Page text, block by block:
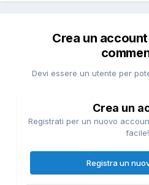
Crea un
Devi essere un utente per
Crea un
Registrati per un nuovo
facile!
Registra un